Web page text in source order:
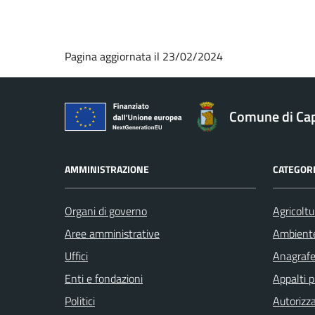
Pagina aggiornata il 23/02/2024
Comune di
AMMINISTRAZIONE
Organi di governo
Aree amministrative
Uffici
Enti e fondazioni
Politici
Appalti